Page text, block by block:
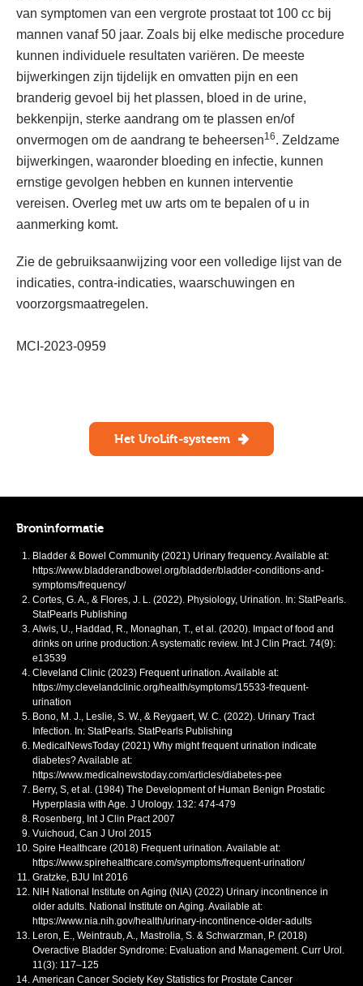
van symptomen van een vergrote prostaat tot 100 cc bij
mannen vanaf 50 jaar. Zoals bij elke medische procedure
kunnen individuele resultaten variëren. De meeste
bijwerkingen zijn tijdelijk en omvatten pijn en een
branderig gevoel bij het plassen, bloed in de urine,
bekkenpijn, sterke aandrang om te plassen en/of
onvermogen om de aandrang te beheersen16. Zeldzame
bijwerkingen, waaronder bloeding en infectie, kunnen
ernstige gevolgen hebben en kunnen interventie
vereisen. Overleg met uw arts om te bepalen of u in
aanmerking komt.
Zie de gebruiksaanwijzing voor een volledige lijst van de
indicaties, contra-indicaties, waarschuwingen en
voorzorgsmaatregelen.
MCI-2023-0959
Het UroLift-systeem
Broninformatie
Bladder & Bowel Community (2021) Urinary frequency. Available at:
https://www.bladderandbowel.org/bladder/bladder-conditions-and-
symptoms/frequency/
Cortes, G. A., & Flores, J. L. (2022). Physiology, Urination. In: StatPearls.
StatPearls Publishing
Alwis, U., Haddad, R., Monaghan, T., et al. (2020). Impact of food and
drinks on urine production: A systematic review. Int J Clin Pract. 74(9):
e13539
Cleveland Clinic (2023) Frequent urination. Available at:
https://my.clevelandclinic.org/health/symptoms/15533-frequent-
urination
Bono, M. J., Leslie, S. W., & Reygaert, W. C. (2022). Urinary Tract
Infection. In: StatPearls. StatPearls Publishing
MedicalNewsToday (2021) Why might frequent urination indicate
diabetes? Available at:
https://www.medicalnewstoday.com/articles/diabetes-pee
Berry, S, et al. (1984) The Development of Human Benign Prostatic
Hyperplasia with Age. J Urology. 132: 474-479
Rosenberg, Int J Clin Pract 2007
Vuichoud, Can J Urol 2015
Spire Healthcare (2018) Frequent urination. Available at:
https://www.spirehealthcare.com/symptoms/frequent-urination/
Gratzke, BJU Int 2016
NIH National Institute on Aging (NIA) (2022) Urinary incontinence in
older adults. National Institute on Aging. Available at:
https://www.nia.nih.gov/health/urinary-incontinence-older-adults
Leron, E., Weintraub, A., Mastrolia, S. & Schwarzman, P. (2018)
Overactive Bladder Syndrome: Evaluation and Management. Curr Urol.
11(3): 117–125
American Cancer Society Key Statistics for Prostate Cancer